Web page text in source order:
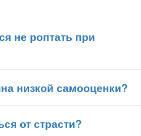
не роптать при
низкой самооценки?
от страсти?